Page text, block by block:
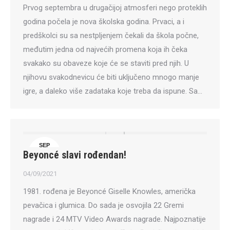
Prvog septembra u drugačijoj atmosferi nego proteklih
godina počela je nova školska godina. Prvaci, a i
predškolci su sa nestpljenjem čekali da škola počne,
međutim jedna od najvećih promena koja ih čeka
svakako su obaveze koje će se staviti pred njih. U
njihovu svakodnevicu će biti uključeno mnogo manje
igre, a daleko više zadataka koje treba da ispune. Sa…
SEP
4
Beyoncé slavi rođendan!
04/09/2021
1981. rođena je Beyoncé Giselle Knowles, američka
pevačica i glumica. Do sada je osvojila 22 Gremi
nagrade i 24 MTV Video Awards nagrade. Najpoznatije